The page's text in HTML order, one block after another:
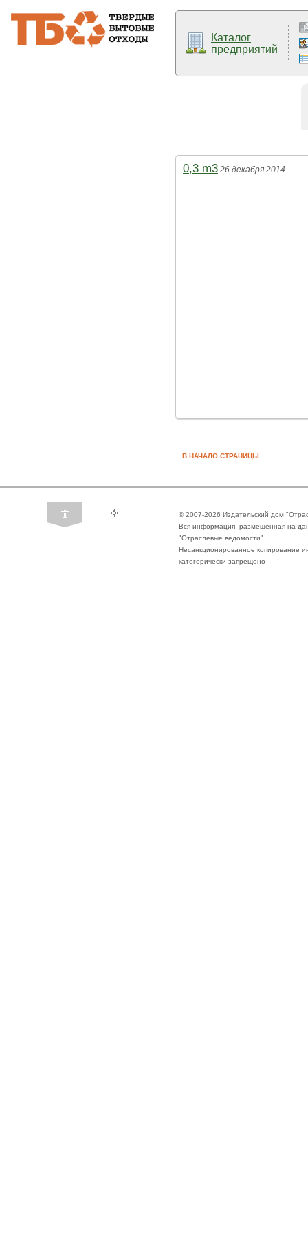
Каталог
предприятий
0,3 m3 26 декабря 2014
В НАЧАЛО СТРАНИЦЫ
© 2007-2026 Издательский дом
Вся информация, размещённая на
"Отраслевые ведомости".
Несанкционированное копирование
категорически запрещено